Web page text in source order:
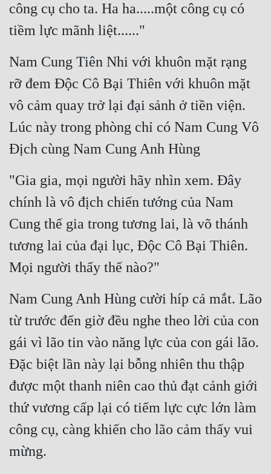
công cụ cho ta. Ha ha.....một công cụ có
tiềm lực mãnh liệt......"
Nam Cung Tiên Nhi với khuôn mặt rạng
rỡ đem Độc Cô Bại Thiên với khuôn mặt
vô cảm quay trở lại đại sảnh ở tiền viện.
Lúc này trong phòng chỉ có Nam Cung Vô
Địch cùng Nam Cung Anh Hùng
"Gia gia, mọi người hãy nhìn xem. Đây
chính là vô địch chiến tướng của Nam
Cung thế gia trong tương lai, là võ thánh
tương lai của đại lục, Độc Cô Bại Thiên.
Mọi người thấy thế nào?"
Nam Cung Anh Hùng cười híp cả mắt. Lão
từ trước đến giờ đều nghe theo lời của con
gái vì lão tin vào năng lực của con gái lão.
Đặc biệt lần này lại bỗng nhiên thu thập
được một thanh niên cao thủ đạt cảnh giới
thứ vương cấp lại có tiếm lực cực lớn làm
công cụ, càng khiến cho lão cảm thấy vui
mừng.